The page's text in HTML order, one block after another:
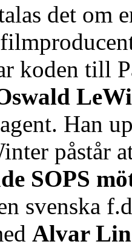
det om
koden till
Han
påstår
SOPS
svenska
Alvar